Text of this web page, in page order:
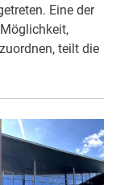
Eine der
teilt die